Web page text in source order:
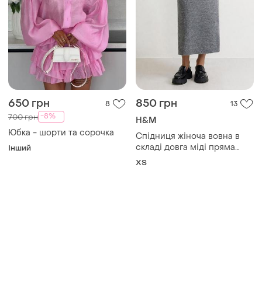
650 грн 8
700 грн -8%
Юбка - шорти та сорочка
Інший
850 грн 13
H&M
Спідниця жіноча вовна в
складі довга міді пряма
олівець h&m трикотажна
ХS